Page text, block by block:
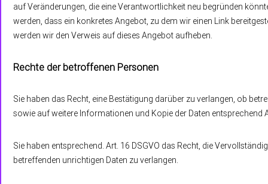
auf Veränderungen, die eine Verantwortlichkeit neu begründen
werden, dass ein konkretes Angebot, zu dem wir einen Link
werden wir den Verweis auf dieses Angebot aufheben.
Rechte der betroffenen Personen
Sie haben das Recht, eine Bestätigung darüber zu verlangen, ob
sowie auf weitere Informationen und Kopie der Daten entsprechend
Sie haben entsprechend. Art. 16 DSGVO das Recht, die
betreffenden unrichtigen Daten zu verlangen.